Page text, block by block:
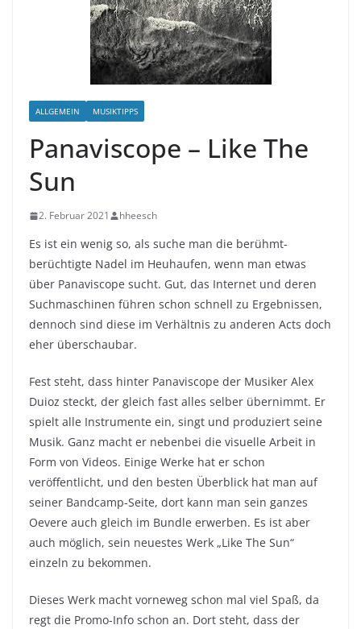
ALLGEMEIN MUSIKTIPPS
Panaviscope – Like The
Sun
2. Februar 2021 hheesch
Es ist ein wenig so, als suche man die berühmt-
berüchtigte Nadel im Heuhaufen, wenn man etwas
über Panaviscope sucht. Gut, das Internet und deren
Suchmaschinen führen schon schnell zu Ergebnissen,
dennoch sind diese im Verhältnis zu anderen Acts doch
eher überschaubar.
Fest steht, dass hinter Panaviscope der Musiker Alex
Duioz steckt, der gleich fast alles selber übernimmt. Er
spielt alle Instrumente ein, singt und produziert seine
Musik. Ganz macht er nebenbei die visuelle Arbeit in
Form von Videos. Einige Werke hat er schon
veröffentlicht, und den besten Überblick hat man auf
seiner Bandcamp-Seite, dort kann man sein ganzes
Oevere auch gleich im Bundle erwerben. Es ist aber
auch möglich, sein neuestes Werk „Like The Sun“
einzeln zu bekommen.
Dieses Werk macht vorneweg schon mal viel Spaß, da
regt die Promo-Info schon an. Dort steht, dass der